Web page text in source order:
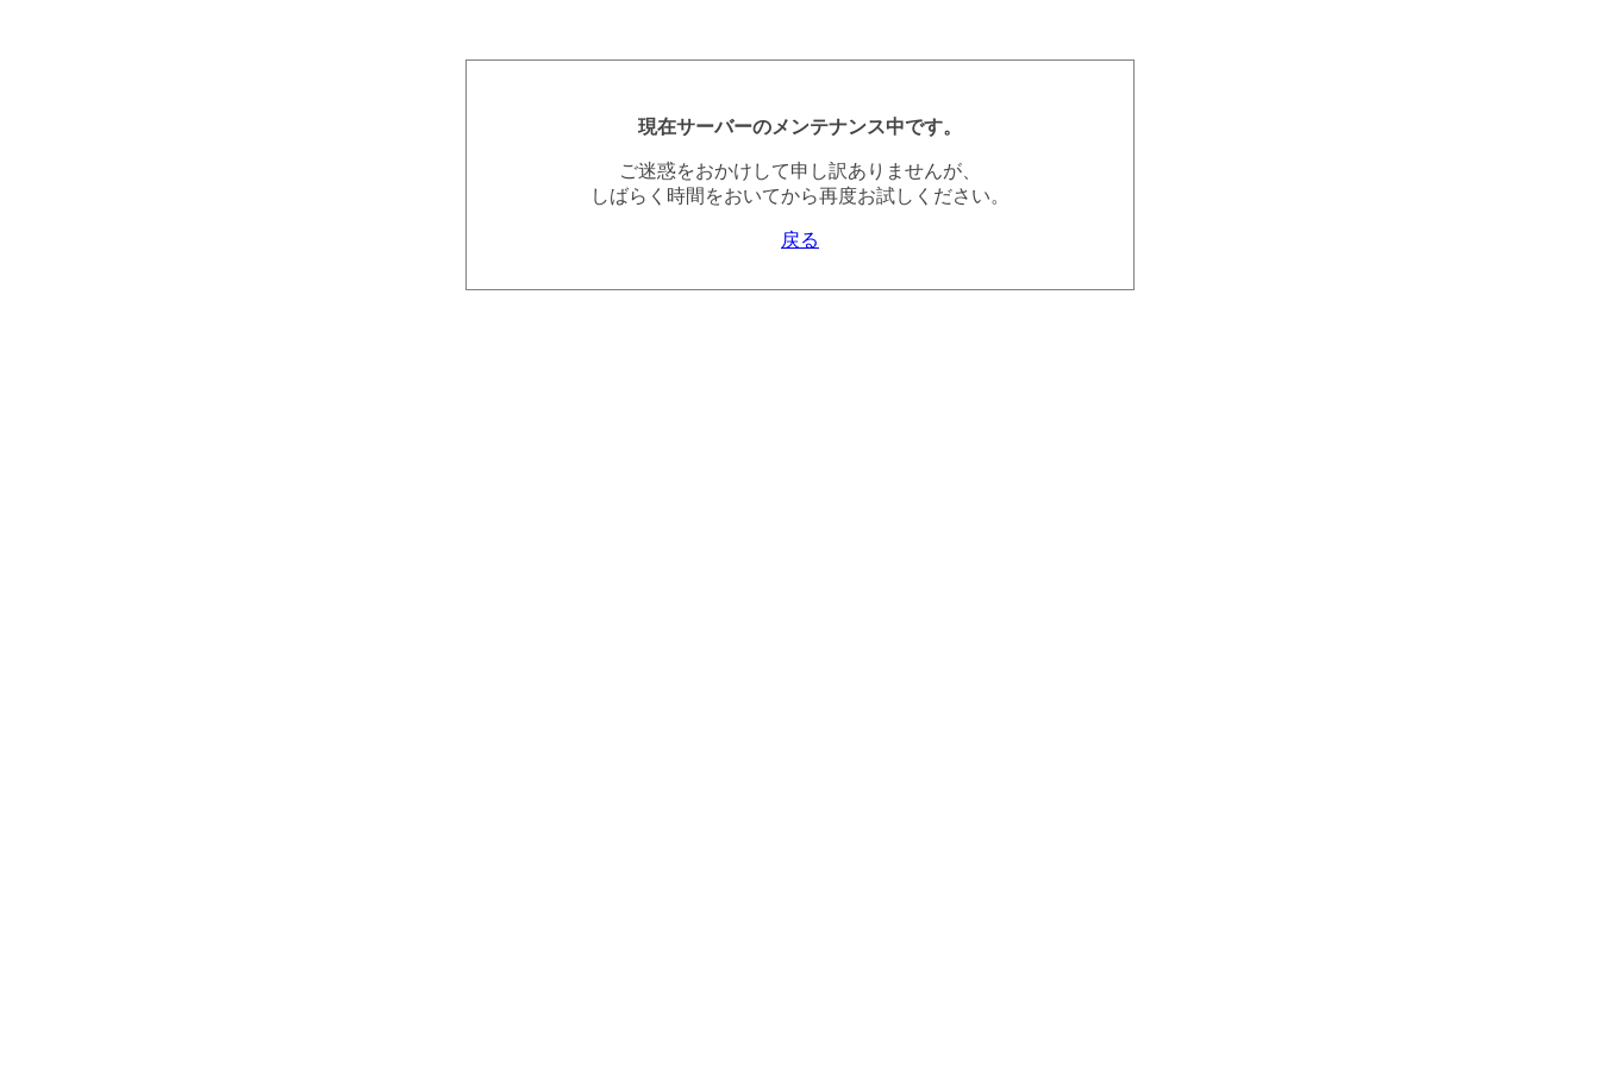
現在サーバーのメンテナンス中です。
ご迷惑をおかけして申し訳ありませんが、
しばらく時間をおいてから再度お試しください。
戻る